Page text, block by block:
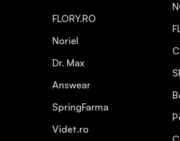
FLORY.RO
Noriel
Dr. Max
Answear
SpringFarma
Videt.ro